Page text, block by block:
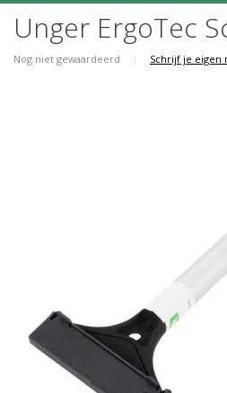
Unger ErgoTec
Nog niet gewaardeerd | Schrijf je eigen